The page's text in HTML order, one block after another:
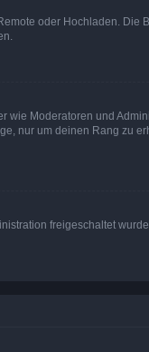
oder Hochladen. Die
Moderatoren und
nur um deinen Rang zu
freigeschaltet